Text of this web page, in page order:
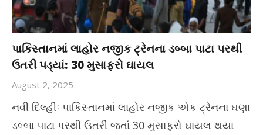
પાકિસ્તાનમાં લાહોર નજીક ટ્રેનના ડબ્બા પાટા પરથી
ઉતરી પડ્યાં: 30 મુસાફરો ઘાયલ
August 2, 2025
નવી દિલ્હીઃ પાકિસ્તાનમાં લાહોર નજીક એક ટ્રેનના ઘણા
ડબ્બા પાટા પરથી ઉતરી જતાં 30 મુસાફરો ઘાયલ થયા